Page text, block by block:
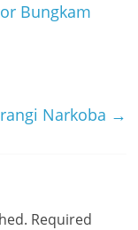
Bungkam
Narkoba →
Required